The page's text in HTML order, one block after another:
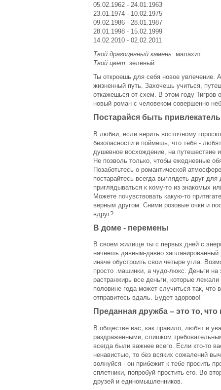
05.02.1962 - 24.01.1963
23.01.1974 - 10.02.1975
09.02.1986 - 28.01.1987
28.01.1998 - 15.02.1999
14.02.2010 - 02.02.2011
Твой драгоценный камень: малахит
Твой цвет: зеленый
Ты откроешь для себя новое увлечение.
жизненный путь. Захочешь учиться,
откажешься от схем. В этом году Тигров
новый роман с человеком совершенно
Постарайся быть
В любви, если верить восточному
безопасности и поймешь, что тебя -
душевное восхождение, на путешествие
Не позволь только, чтобы ежедневные
Позаботьтесь о романтической
постарайтесь всегда выглядеть друг
приглядываться к кому-то из знакомых
Можете почувствовать какую-то
верным другом. Сними розовые очки и
вдруг?
В доме - перемены
В своем жилище ты с первых дней с
начнешь давным-давно
иначе обустроить свои четыре угла.
просто .машинки, а чудо-люкс. Деньги
растранжирь все деньги, которые
половине года может случиться так, что
отправитесь вдаль. Будет здорово!
Преданная дружба – это то, что
В обществе вас, как правило, любят и
раздраженными, слишком
всегда были важнее всего. Если кто-то
ненавистью, то без всяких сожалений
волнуйся - он прибежит к тебе просить
сплетники, попробуй простить его. Во
друзей и единомышленников.